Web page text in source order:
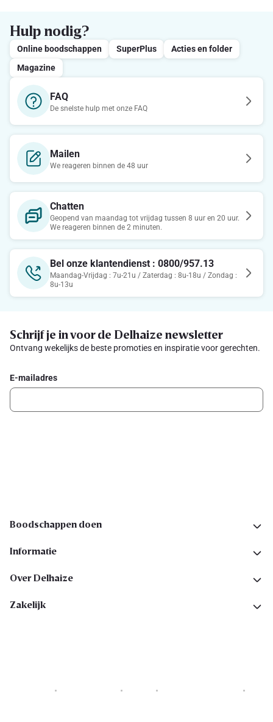
Hulp nodig?
Online boodschappen SuperPlus
Acties en folder
Magazine
FAQ
De snelste hulp met onze FAQ
Mailen
We reageren binnen de 48 uur
Chatten
Geopend van maandag tot vrijdag tussen 8 uur en 20 uur.
We reageren binnen de 2 minuten.
Bel onze klantendienst : 0800/957.13
Maandag-Vrijdag : 7u-21u / Zaterdag : 8u-18u / Zondag :
8u-13u
Schrijf je in voor de Delhaize newsletter
Ontvang wekelijks de beste promoties en inspiratie voor gerechten.
E-mailadres
Boodschappen doen
Informatie
Over Delhaize
Zakelijk